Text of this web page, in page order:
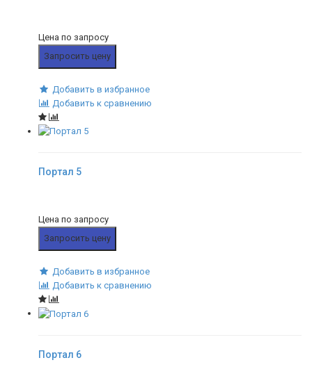
Цена по запросу
Запросить цену
Добавить в избранное
Добавить к сравнению
Портал 5
Цена по запросу
Запросить цену
Добавить в избранное
Добавить к сравнению
Портал 6